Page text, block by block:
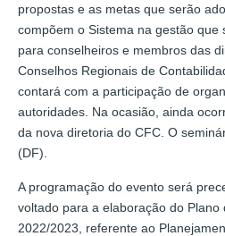
propostas e as metas que serão
compõem o Sistema na gestão que
para conselheiros e membros das
Conselhos Regionais de
contará com a participação de
autoridades. Na ocasião, ainda
da nova diretoria do CFC. O
(DF).
A programação do evento será
voltado para a elaboração do Plano
2022/2023, referente ao